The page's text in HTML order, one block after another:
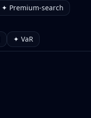
✦ Premium-search
✦ VaR